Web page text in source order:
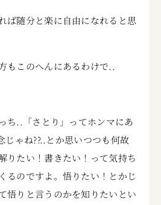
ば随分と楽に自由になれると思
もこのへんにあるわけで..
ち..「さとり」ってホンマにあ
じゃね??..とか思いつつも何故
りたい！書きたい！って気持ち
るのですよ。悟りたい！とかじ
悟りと言うのかを知りたいとい